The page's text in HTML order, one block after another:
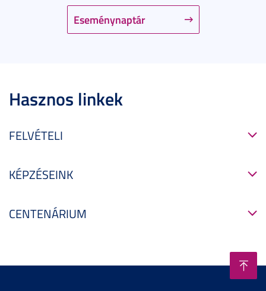
Eseménynaptár
Hasznos linkek
FELVÉTELI
KÉPZÉSEINK
CENTENÁRIUM